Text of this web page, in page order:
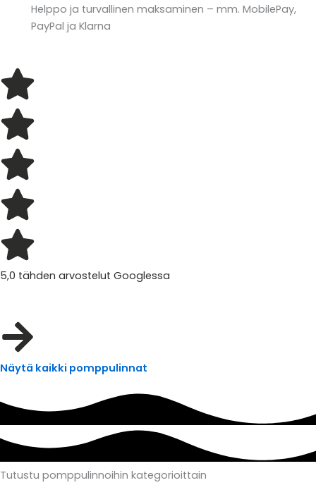
Helppo ja turvallinen maksaminen – mm. MobilePay,
PayPal ja Klarna
5,0 tähden arvostelut Googlessa
Näytä kaikki pomppulinnat
Tutustu pomppulinnoihin kategorioittain